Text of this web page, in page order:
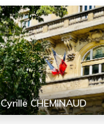
Cyrille CHEMINAUD